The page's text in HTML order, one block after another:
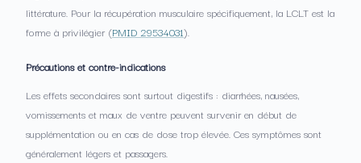
littérature. Pour la récupération musculaire spécifiquement, la LCLT est la
forme à privilégier (PMID 29534031).
Précautions et contre-indications
Les effets secondaires sont surtout digestifs : diarrhées, nausées,
vomissements et maux de ventre peuvent survenir en début de
supplémentation ou en cas de dose trop élevée. Ces symptômes sont
généralement légers et passagers.